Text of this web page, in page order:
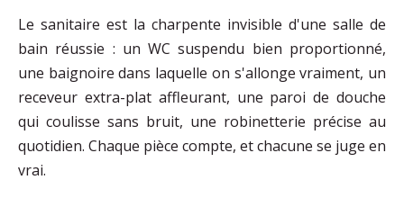
Le sanitaire est la charpente invisible d'une salle de
bain réussie : un WC suspendu bien proportionné,
une baignoire dans laquelle on s'allonge vraiment, un
receveur extra-plat affleurant, une paroi de douche
qui coulisse sans bruit, une robinetterie précise au
quotidien. Chaque pièce compte, et chacune se juge en
vrai.